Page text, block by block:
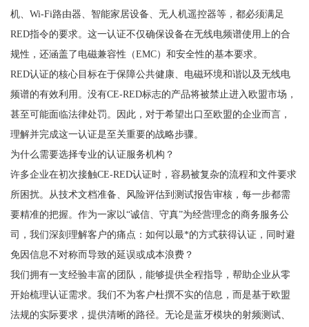
机、Wi-Fi路由器、智能家居设备、无人机遥控器等，都必须满足
RED指令的要求。这一认证不仅确保设备在无线电频谱使用上的合
规性，还涵盖了电磁兼容性（EMC）和安全性的基本要求。
RED认证的核心目标在于保障公共健康、电磁环境和谐以及无线电
频谱的有效利用。没有CE-RED标志的产品将被禁止进入欧盟市场，
甚至可能面临法律处罚。因此，对于希望出口至欧盟的企业而言，
理解并完成这一认证是至关重要的战略步骤。
为什么需要选择专业的认证服务机构？
许多企业在初次接触CE-RED认证时，容易被复杂的流程和文件要求
所困扰。从技术文档准备、风险评估到测试报告审核，每一步都需
要精准的把握。作为一家以“诚信、守真”为经营理念的商务服务公
司，我们深刻理解客户的痛点：如何以最*的方式获得认证，同时避
免因信息不对称而导致的延误或成本浪费？
我们拥有一支经验丰富的团队，能够提供全程指导，帮助企业从零
开始梳理认证需求。我们不为客户杜撰不实的信息，而是基于欧盟
法规的实际要求，提供清晰的路径。无论是蓝牙模块的射频测试、